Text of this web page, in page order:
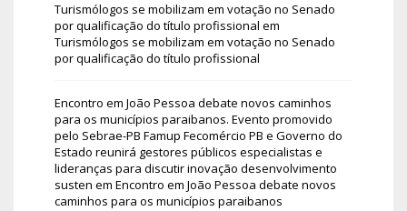
Turismólogos se mobilizam em votação no Senado
por qualificação do título profissional em
Turismólogos se mobilizam em votação no Senado
por qualificação do título profissional
Encontro em João Pessoa debate novos caminhos
para os municípios paraibanos. Evento promovido
pelo Sebrae-PB Famup Fecomércio PB e Governo do
Estado reunirá gestores públicos especialistas e
lideranças para discutir inovação desenvolvimento
susten em Encontro em João Pessoa debate novos
caminhos para os municípios paraibanos